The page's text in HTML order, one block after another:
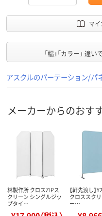
マ
「幅」「カラー」 違い
アスクルのパーテーション/パ
メーカーからのおす
林製作所 クロスZIPス
クリーン シングルジッ
プタイ…
【軒先渡し】
クロススク
ー…